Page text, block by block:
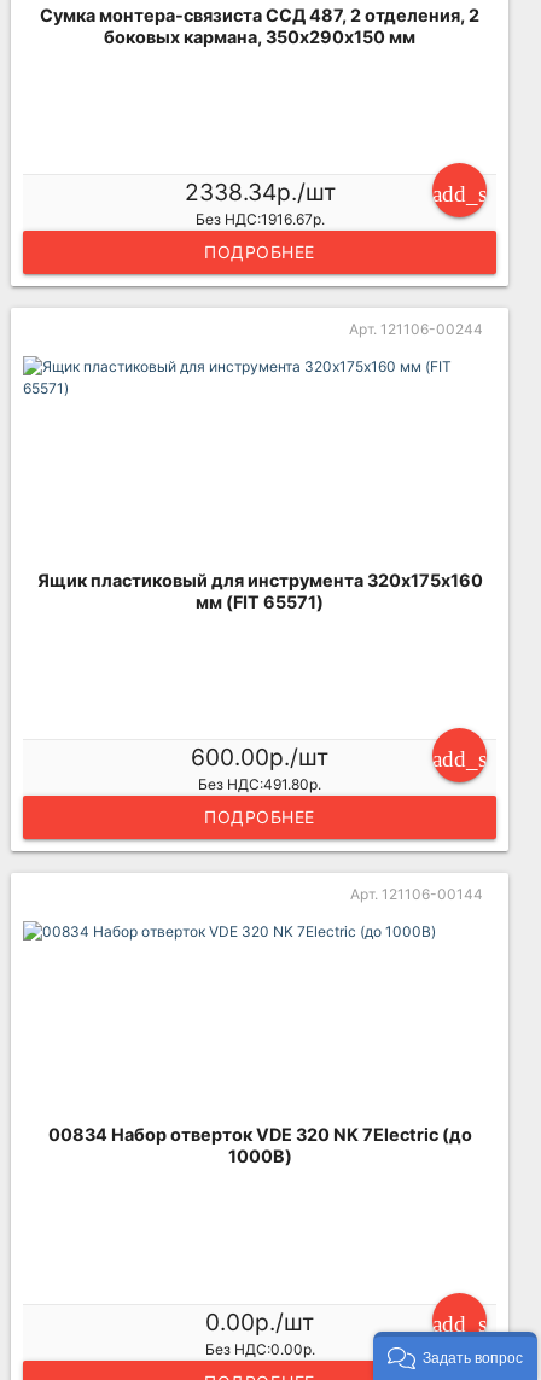
Сумка монтера-связиста ССД 487, 2 отделения, 2
боковых кармана, 350х290х150 мм
2338.34р./шт
Без НДС:1916.67р.
ПОДРОБНЕЕ
Арт. 121106-00244
Ящик пластиковый для инструмента 320х175х160
мм (FIT 65571)
600.00р./шт
Без НДС:491.80р.
ПОДРОБНЕЕ
Арт. 121106-00144
00834 Набор отверток VDE 320 NK 7Electric (до
1000В)
0.00р./шт
Без НДС:0.00р. Задать вопрос